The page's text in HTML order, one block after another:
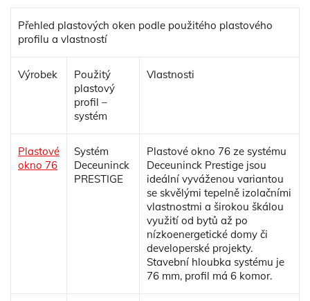
Přehled plastových oken podle použitého plastového
profilu a vlastností
Výrobek
Použitý
plastový
profil –
systém
Vlastnosti
Plastové
okno 76
Systém
Deceuninck
PRESTIGE
Plastové okno 76 ze systému
Deceuninck Prestige jsou
ideální vyváženou variantou
se skvělými tepelně izolačními
vlastnostmi a širokou škálou
využití od bytů až po
nízkoenergetické domy či
developerské projekty.
Stavební hloubka systému je
76 mm, profil má 6 komor.